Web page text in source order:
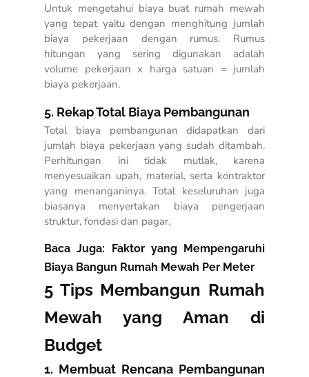
Untuk mengetahui biaya buat rumah mewah
yang tepat yaitu dengan menghitung jumlah
biaya pekerjaan dengan rumus. Rumus
hitungan yang sering digunakan adalah
volume pekerjaan x harga satuan = jumlah
biaya pekerjaan.
5. Rekap Total Biaya Pembangunan
Total biaya pembangunan didapatkan dari
jumlah biaya pekerjaan yang sudah ditambah.
Perhitungan ini tidak mutlak, karena
menyesuaikan upah, material, serta kontraktor
yang menanganinya. Total keseluruhan juga
biasanya menyertakan biaya pengerjaan
struktur, fondasi dan pagar.
Baca Juga: Faktor yang Mempengaruhi
Biaya Bangun Rumah Mewah Per Meter
5 Tips Membangun Rumah
Mewah yang Aman di
Budget
1. Membuat Rencana Pembangunan